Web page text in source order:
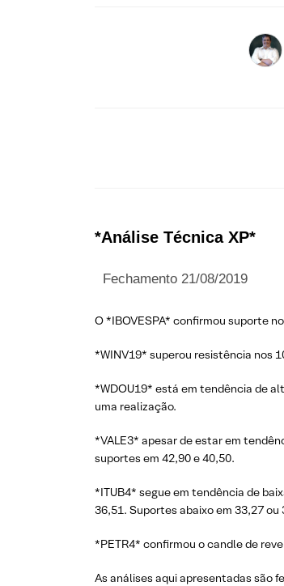
*Análise Técnica XP*
Fechamento 21/08/2019
O *IBOVESPA* confirmou suporte
*WINV19* superou resistência nos
*WDOU19* está em tendência de
uma realização.
*VALE3* apesar de estar em
suportes em 42,90 e 40,50.
*ITUB4* segue em tendência de
36,51. Suportes abaixo em 33,27 ou
*PETR4* confirmou o candle de
As análises aqui apresentadas são